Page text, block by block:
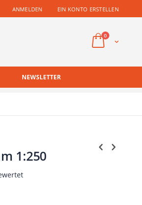
ANMELDEN EIN KONTO ERSTELLEN
Cart
0Artikel
NEWSLETTER
1:250